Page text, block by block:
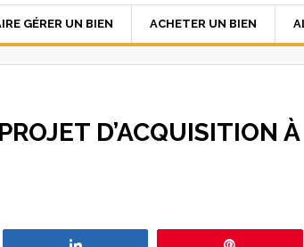
GÉRER UN BIEN ACHETER UN BIEN
D’ACQUISITION À